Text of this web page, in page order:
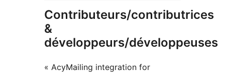
Contributeurs/contributrices
&
développeurs/développeuses
« AcyMailing integration for